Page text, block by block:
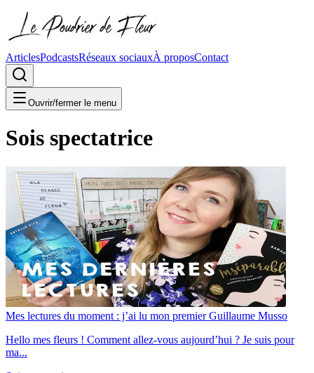
ArticlesPodcastsRéseaux sociauxÀ proposContact
Ouvrir/fermer le menu
Sois spectatrice
Mes lectures du moment : j’ai lu mon premier Guillaume Musso
Hello mes fleurs ! Comment allez-vous aujourd’hui ? Je suis pour
ma...